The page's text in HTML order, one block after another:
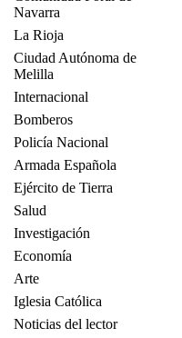
Navarra
La Rioja
Ciudad Autónoma de
Melilla
Internacional
Bomberos
Policía Nacional
Armada Española
Ejército de Tierra
Salud
Investigación
Economía
Arte
Iglesia Católica
Noticias del lector